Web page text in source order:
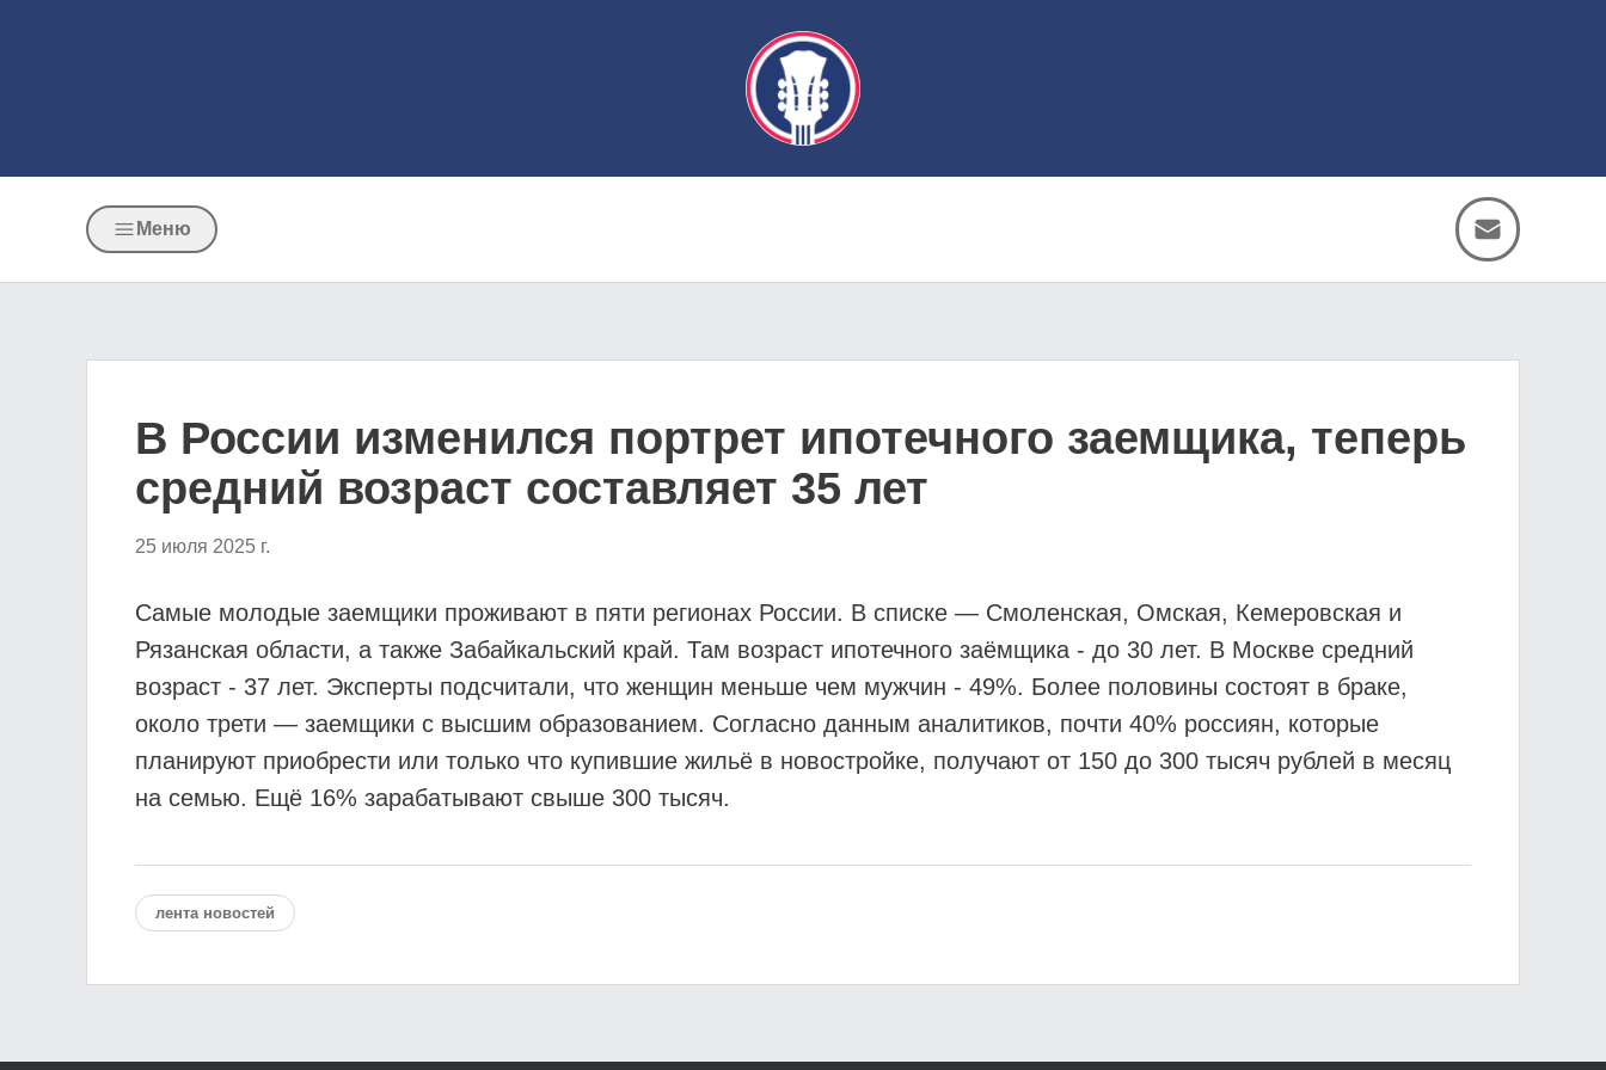
Меню
В России изменился портрет ипотечного заемщика, теперь
средний возраст составляет 35 лет
25 июля 2025 г.
Самые молодые заемщики проживают в пяти регионах России. В списке — Смоленская, Омская, Кемеровская и
Рязанская области, а также Забайкальский край. Там возраст ипотечного заёмщика - до 30 лет. В Москве средний
возраст - 37 лет. Эксперты подсчитали, что женщин меньше чем мужчин - 49%. Более половины состоят в браке,
около трети — заемщики с высшим образованием. Согласно данным аналитиков, почти 40% россиян, которые
планируют приобрести или только что купившие жильё в новостройке, получают от 150 до 300 тысяч рублей в месяц
на семью. Ещё 16% зарабатывают свыше 300 тысяч.
лента новостей